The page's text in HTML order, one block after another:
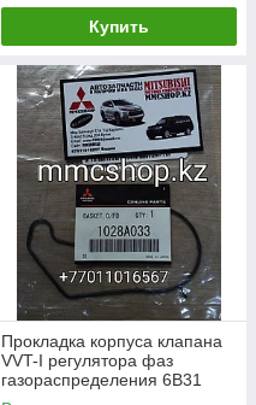
Купить
Прокладка корпуса клапана
VVT-I регулятора фаз
газораспределения 6B31
1028A033 митсубиши